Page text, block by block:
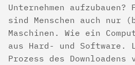
Unternehmen aufzubauen?
sind Menschen auch nur
Maschinen. Wie ein
aus Hard- und Software.
Prozess des Downloadens